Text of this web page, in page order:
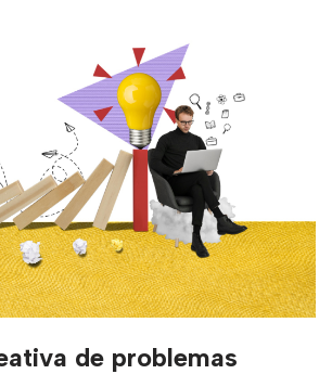
de problemas